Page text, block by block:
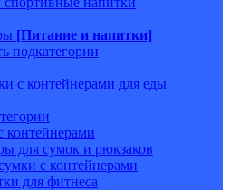
[Питание и напитки]
подкатегории
с контейнерами для еды
контейнерами
для сумок и рюкзаков
с контейнерами
для фитнеса